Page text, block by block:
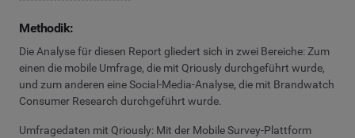
Methodik:
Die Analyse für diesen Report gliedert sich in zwei Bereiche: Zum
einen die mobile Umfrage, die mit Qriously durchgeführt wurde,
und zum anderen eine Social-Media-Analyse, die mit Brandwatch
Consumer Research durchgeführt wurde.
Umfragedaten mit Qriously: Mit der Mobile Survey-Plattform